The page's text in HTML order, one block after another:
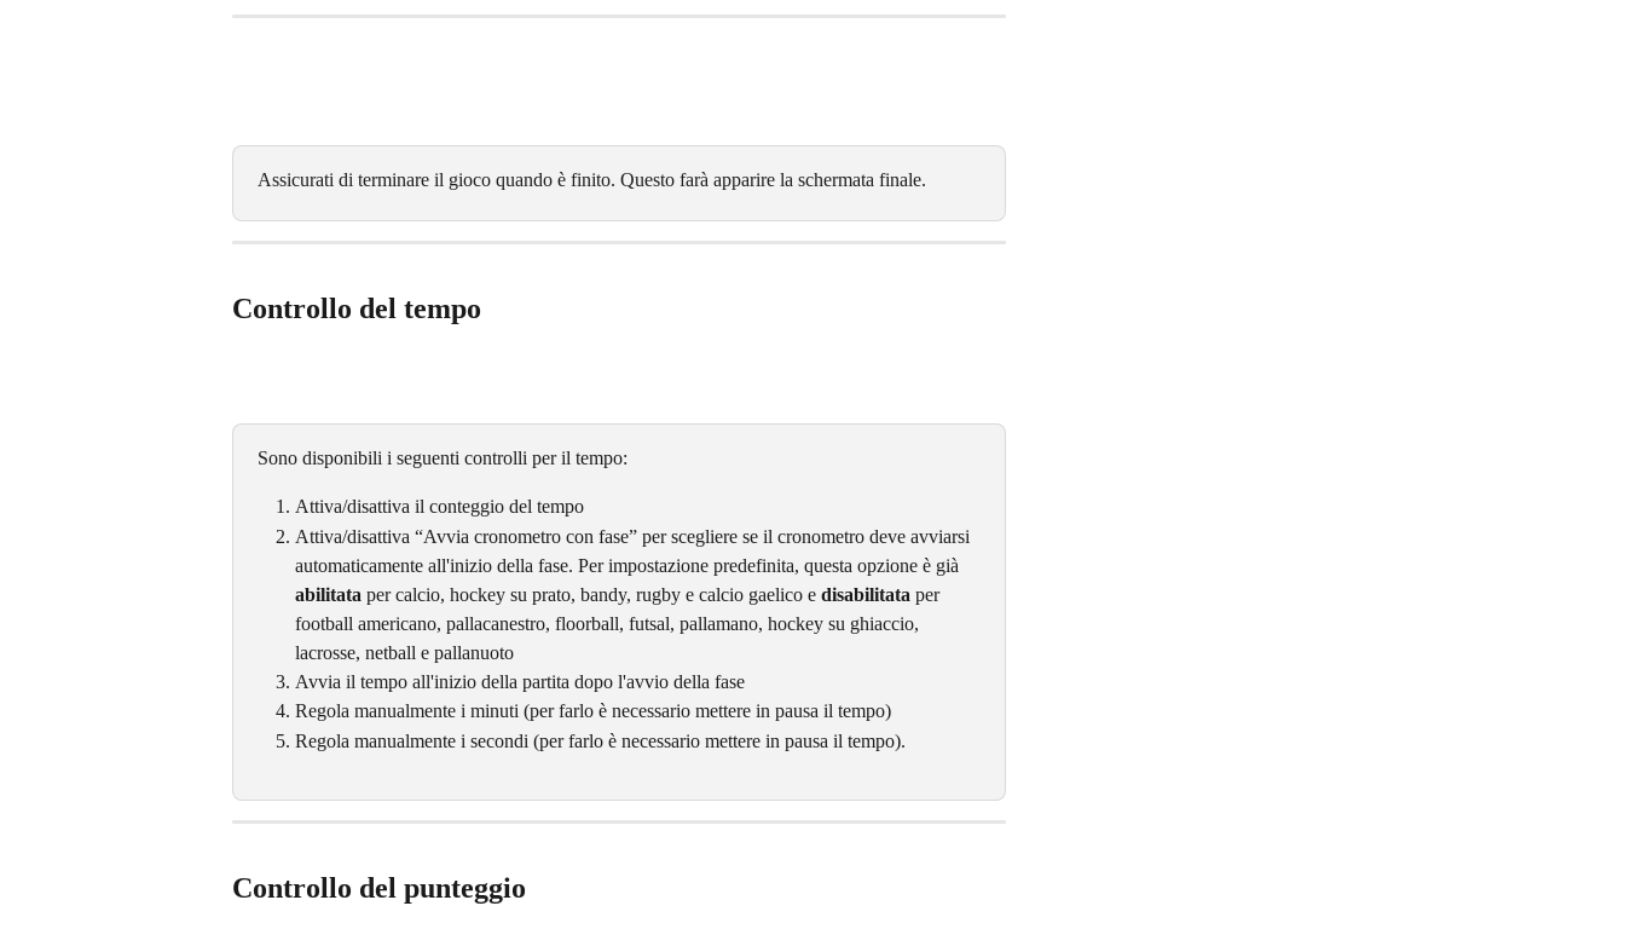
Assicurati di terminare il gioco quando è finito. Questo farà apparire la schermata finale.
Controllo del tempo
Sono disponibili i seguenti controlli per il tempo:
Attiva/disattiva il conteggio del tempo
Attiva/disattiva “Avvia cronometro con fase” per scegliere se il cronometro deve avviarsi
automaticamente all'inizio della fase. Per impostazione predefinita, questa opzione è già
abilitata per calcio, hockey su prato, bandy, rugby e calcio gaelico e disabilitata per
football americano, pallacanestro, floorball, futsal, pallamano, hockey su ghiaccio,
lacrosse, netball e pallanuoto
Avvia il tempo all'inizio della partita dopo l'avvio della fase
Regola manualmente i minuti (per farlo è necessario mettere in pausa il tempo)
Regola manualmente i secondi (per farlo è necessario mettere in pausa il tempo).
Controllo del punteggio